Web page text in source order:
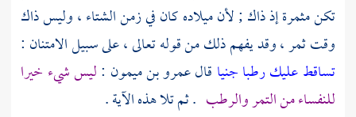
تكن مثمرة إذ ذاك ; لأن ميلاده كان في زمن الشتاء ، وليس ذاك
وقت ثمر ، وقد يفهم ذلك من قوله تعالى ، على سبيل الامتنان :
تساقط عليك رطبا جنيا قال عمرو بن ميمون :ليس شيء خيرا
للنفساء من التمر والرطب . ثم تلا هذه الآية .